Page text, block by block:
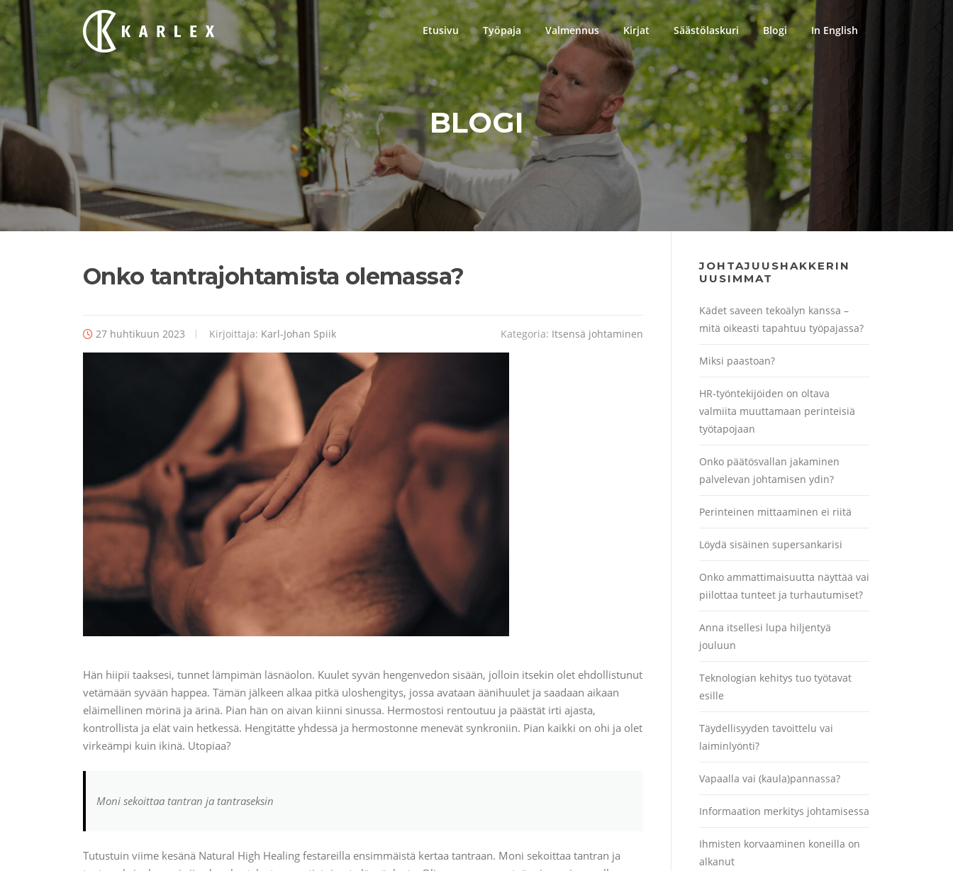
Siirry
suoraan
sisältöön
Etusivu Työpaja Valmennus Kirjat Säästölaskuri Blogi In English
BLOGI
Onko tantrajohtamista olemassa?
27 huhtikuun 2023 Kirjoittaja: Karl-Johan Spiik Kategoria: Itsensä johtaminen
Hän hiipii taaksesi, tunnet lämpimän läsnäolon. Kuulet syvän hengenvedon sisään, jolloin itsekin olet ehdollistunut
vetämään syvään happea. Tämän jälkeen alkaa pitkä uloshengitys, jossa avataan äänihuulet ja saadaan aikaan
eläimellinen mörinä ja ärinä. Pian hän on aivan kiinni sinussa. Hermostosi rentoutuu ja päästät irti ajasta,
kontrollista ja elät vain hetkessä. Hengitätte yhdessä ja hermostonne menevät synkroniin. Pian kaikki on ohi ja olet
virkeämpi kuin ikinä. Utopiaa?
Moni sekoittaa tantran ja tantraseksin
Tutustuin viime kesänä Natural High Healing festareilla ensimmäistä kertaa tantraan. Moni sekoittaa tantran ja
JOHTAJUUSHAKKERIN
UUSIMMAT
Kädet saveen tekoälyn kanssa –
mitä oikeasti tapahtuu työpajassa?
Miksi paastoan?
HR-työntekijöiden on oltava
valmiita muuttamaan perinteisiä
työtapojaan
Onko päätösvallan jakaminen
palvelevan johtamisen ydin?
Perinteinen mittaaminen ei riitä
Löydä sisäinen supersankarisi
Onko ammattimaisuutta näyttää vai
piilottaa tunteet ja turhautumiset?
Anna itsellesi lupa hiljentyä
jouluun
Teknologian kehitys tuo työtavat
esille
Täydellisyyden tavoittelu vai
laiminlyönti?
Vapaalla vai (kaula)pannassa?
Informaation merkitys johtamisessa
Ihmisten korvaaminen koneilla on
alkanut